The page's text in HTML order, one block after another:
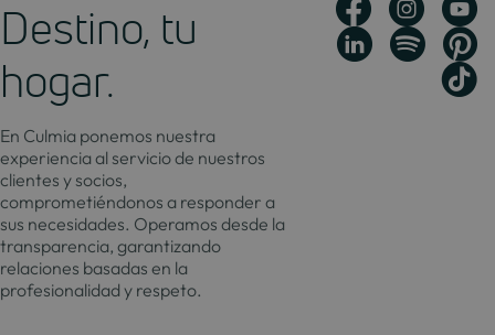
Destino, tu
hogar.
En Culmia ponemos nuestra
experiencia al servicio de nuestros
clientes y socios,
comprometiéndonos a responder a
sus necesidades. Operamos desde la
transparencia, garantizando
relaciones basadas en la
profesionalidad y respeto.